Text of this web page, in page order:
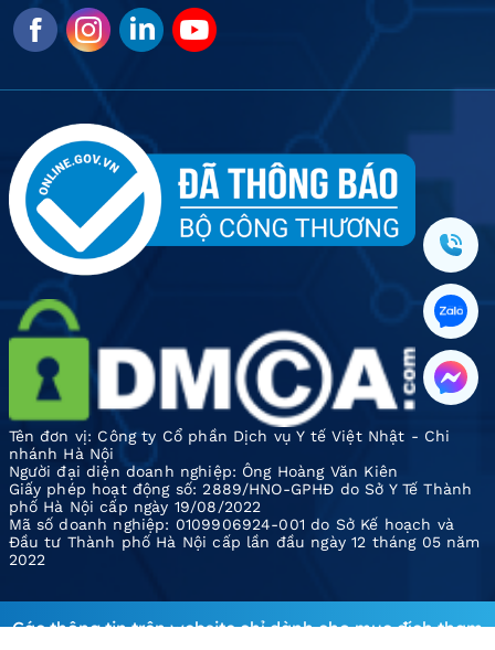
Tên đơn vị: Công ty Cổ phần Dịch vụ Y tế Việt Nhật - Chi
nhánh Hà Nội
Người đại diện doanh nghiệp: Ông Hoàng Văn Kiên
Giấy phép hoạt động số: 2889/HNO-GPHĐ do Sở Y Tế Thành
phố Hà Nội cấp ngày 19/08/2022
Mã số doanh nghiệp: 0109906924-001 do Sở Kế hoạch và
Đầu tư Thành phố Hà Nội cấp lần đầu ngày 12 tháng 05 năm
2022
Các thông tin trên website chỉ dành cho mục đích tham